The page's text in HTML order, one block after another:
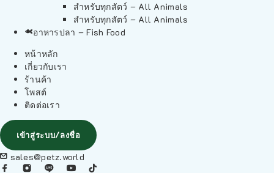
สำหรับทุกสัตว์ – All Animals
สำหรับทุกสัตว์ – All Animals
อาหารปลา – Fish Food
หน้าหลัก
เกี่ยวกับเรา
ร้านค้า
โพสต์
ติดต่อเรา
เข้าสู่ระบบ/ลงชื่อ
sales@petz.world